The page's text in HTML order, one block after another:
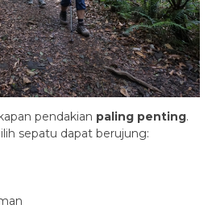
pendakian paling penting.
sepatu dapat berujung: